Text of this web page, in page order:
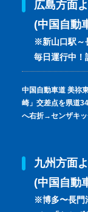
広島方面
(中国自動
※新山口駅～
毎日運行中！
中国自動車道 美
崎」交差点を県道
へ右折→センザキ
九州方面
(中国自動
※博多〜長門